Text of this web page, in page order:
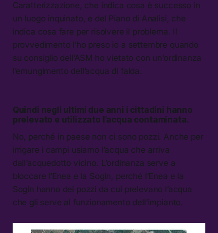
Caratterizzazione, che indica cosa è successo in
un luogo inquinato, e del Piano di Analisi, che
indica cosa fare per risolvere il problema. Il
provvedimento l’ho preso io a settembre quando
su consiglio dell’ASM ho vietato con un’ordinanza
l’emungimento dell’acqua di falda.
Quindi negli ultimi due anni i cittadini hanno
prelevato e utilizzato l’acqua contaminata.
No, perché in paese non ci sono pozzi. Anche per
irrigare i campi usiamo l’acqua che arriva
dall’acquedotto vicino. L’ordinanza serve a
bloccare l’Enea e la Sogin, perché l’Enea e la
Sogin hanno dei pozzi da cui prelevano l’acqua
che gli serve al funzionamento dell’impianto.